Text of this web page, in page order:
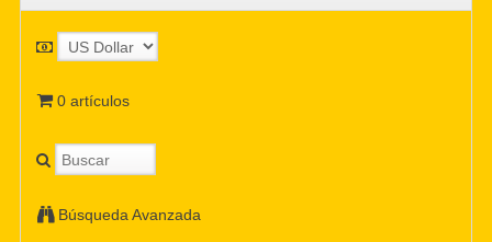
0 artículos
Búsqueda Avanzada